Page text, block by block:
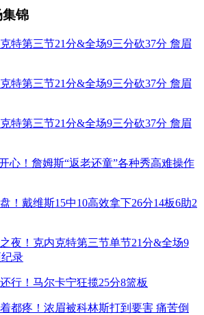
集锦
特第三节21分&全场9三分砍37分 詹眉
特第三节21分&全场9三分砍37分 詹眉
特第三节21分&全场9三分砍37分 詹眉
心！詹姆斯“返老还童”各种秀高难操作
！戴维斯15中10高效拿下26分14板6助2
夜！克内克特第三节单节21分&全场9
录
行！马尔卡宁狂揽25分8篮板
都疼！浓眉被科林斯打到要害 痛苦倒